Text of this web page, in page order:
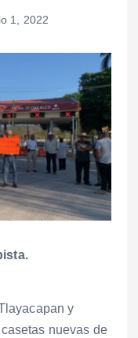
1, 2022
y
nuevas de